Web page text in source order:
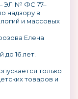
ЭЛ № ФС 77–
надзору в
и массовых
Елена
16 лет.
только
товаров и